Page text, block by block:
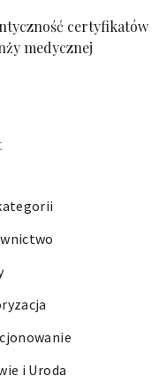
certyfikatów
medycznej
i Uroda